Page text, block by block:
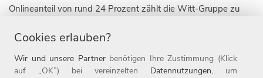
Onlineanteil von rund 24 Prozent zählt die Witt-Gruppe zu
Zielgruppe 50plus. Die Unternehmensgruppe ist derzeit mit
zehn Marken in zehn Ländern, darunter die 1907 gegründete
Marke WITT WEIDEN, sowie in 18 Onlineshops aktiv. Die
Cookies erlauben?
Wir und unsere Partnerbenötigen Ihre Zustimmung (Klick
auf „OK”) bei vereinzelten Datennutzungen, um